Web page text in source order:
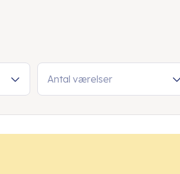
Antal værelser